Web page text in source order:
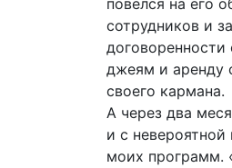
повелся на его
сотрудников и
джеям и аренду
своего кармана.
А через два
и с
моих программ.